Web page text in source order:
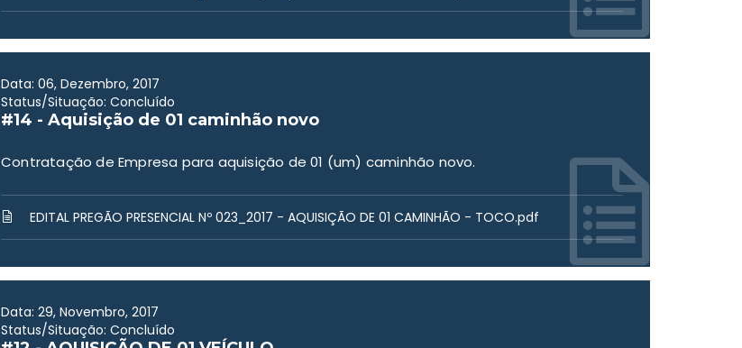
Data: 06, Dezembro, 2017
Status/Situação: Concluído
#14 - Aquisição de 01 caminhão novo
Contratação de Empresa para aquisição de 01 (um) caminhão novo.
EDITAL PREGÃO PRESENCIAL Nº 023_2017 - AQUISIÇÃO DE 01 CAMINHÃO - TOCO.pdf
Data: 29, Novembro, 2017
Status/Situação: Concluído